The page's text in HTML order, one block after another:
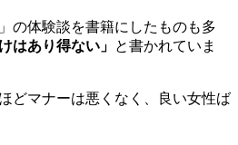
の体験談を書籍にしたものも多
はあり得ない」 と書かれていま
どマナーは悪くなく、良い女性ば